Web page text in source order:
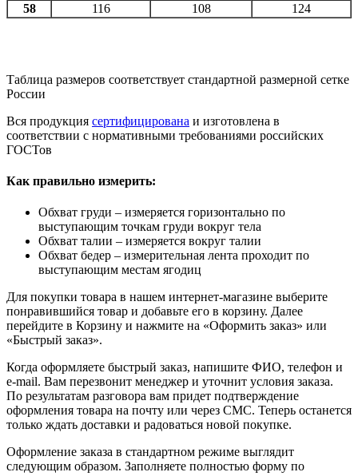
58
116 108 124
Таблица размеров соответствует стандартной размерной сетке
России
Вся продукция сертифицирована и изготовлена в
соответствии с нормативными требованиями российских
ГОСТов
Как правильно измерить:
Обхват груди – измеряется горизонтально по
выступающим точкам груди вокруг тела
Обхват талии – измеряется вокруг талии
Обхват бедер – измерительная лента проходит по
выступающим местам ягодиц
Для покупки товара в нашем интернет-магазине выберите
понравившийся товар и добавьте его в корзину. Далее
перейдите в Корзину и нажмите на «Оформить заказ» или
«Быстрый заказ».
Когда оформляете быстрый заказ, напишите ФИО, телефон и
e-mail. Вам перезвонит менеджер и уточнит условия заказа.
По результатам разговора вам придет подтверждение
оформления товара на почту или через СМС. Теперь останется
только ждать доставки и радоваться новой покупке.
Оформление заказа в стандартном режиме выглядит
следующим образом. Заполняете полностью форму по